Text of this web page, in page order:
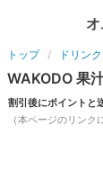
トップ ドリンク
WAKODO 果
割引後にポイントと
（本ページのリンク